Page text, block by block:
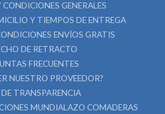
GENERALES
Y TIEMPOS DE ENTREGA
ENVÍOS GRATIS
DE RETRACTO
FRECUENTES
NUESTRO PROVEEDOR?
TRANSPARENCIA
MUNDIALAZO COMADERAS